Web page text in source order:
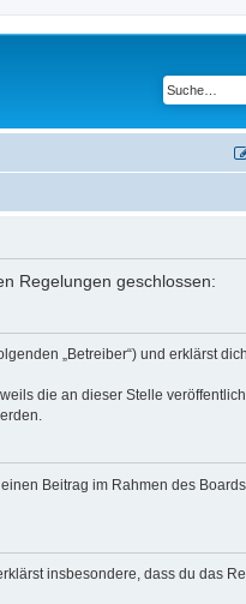
Regelungen geschlossen:
„Betreiber“) und erklärst
die an dieser Stelle
Beitrag im Rahmen des
insbesondere, dass du das